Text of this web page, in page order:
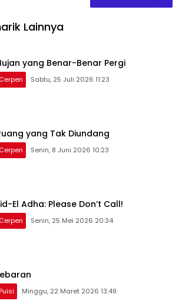
Lainnya
yang Benar-Benar Pergi
Cerpen Sabtu, 25 Juli 2026 11:23
yang Tak Diundang
Cerpen Senin, 8 Juni 2026 10:23
El Adha: Please Don’t Call!
Cerpen Senin, 25 Mei 2026 20:34
Puisi Minggu, 22 Maret 2026 13:49